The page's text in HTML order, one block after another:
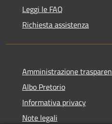
Leggi le FAQ
Richiesta assistenza
Amministrazione
Albo Pretorio
Informativa privacy
Note legali